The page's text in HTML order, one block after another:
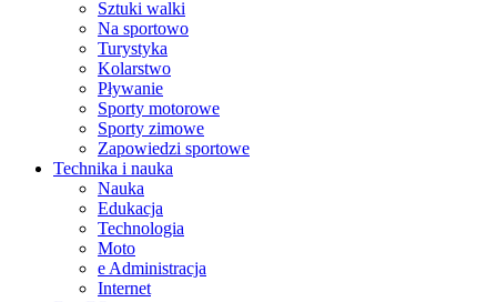
Sztuki walki
Na sportowo
Turystyka
Kolarstwo
Pływanie
Sporty motorowe
Sporty zimowe
Zapowiedzi sportowe
Technika i nauka
Nauka
Edukacja
Technologia
Moto
e Administracja
Internet